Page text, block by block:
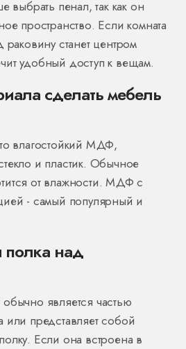
выбрать пенал, так как он
пространство. Если комната
станет центром
удобный доступ к вещам.
сделать мебель
влагостойкий МДФ,
и пластик. Обычное
от влажности. МДФ с
- самый популярный и
полка над
является частью
или представляет собой
Если она встроена в